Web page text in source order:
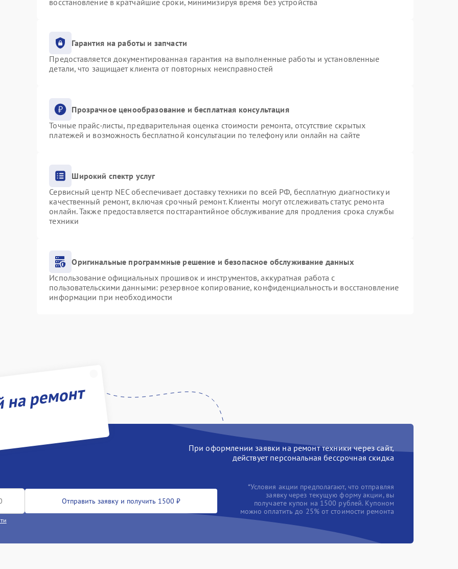
восстановление в кратчайшие сроки, минимизируя время без устройства
Гарантия на работы и запчасти
Предоставляется документированная гарантия на выполненные работы и установленные
детали, что защищает клиента от повторных неисправностей
Прозрачное ценообразование и бесплатная консультация
Точные прайс-листы, предварительная оценка стоимости ремонта, отсутствие скрытых
платежей и возможность бесплатной консультации по телефону или онлайн на сайте
Широкий спектр услуг
Сервисный центр NEC обеспечивает доставку техники по всей РФ, бесплатную диагностику и
качественный ремонт, включая срочный ремонт. Клиенты могут отслеживать статус ремонта
онлайн. Также предоставляется постгарантийное обслуживание для продления срока службы
техники
Оригинальные программные решение и безопасное обслуживание данных
Использование официальных прошивок и инструментов, аккуратная работа с
пользовательскими данными: резервное копирование, конфиденциальность и восстановление
информации при необходимости
ремонт
При оформлении заявки на ремонт техники через сайт,
действует персональная бессрочная скидка
Отправить заявку и получить 1500 ₽
*Условия акции предполагают, что отправляя
заявку через текущую форму акции, вы
получаете купон на 1500 рублей. Купоном
можно оплатить до 25% от стоимости ремонта